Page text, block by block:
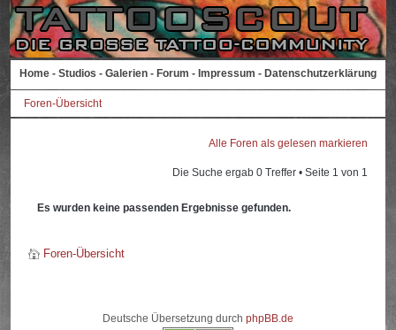
Home - Studios - Galerien - Forum - Impressum - Datenschutzerklärung
Foren-Übersicht
Alle Foren als gelesen markieren
Die Suche ergab 0 Treffer • Seite 1 von 1
Es wurden keine passenden Ergebnisse gefunden.
Foren-Übersicht
Deutsche Übersetzung durch phpBB.de